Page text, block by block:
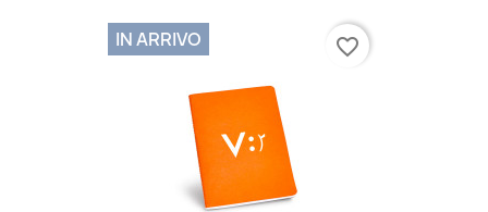
IN ARRIVO favorite_border